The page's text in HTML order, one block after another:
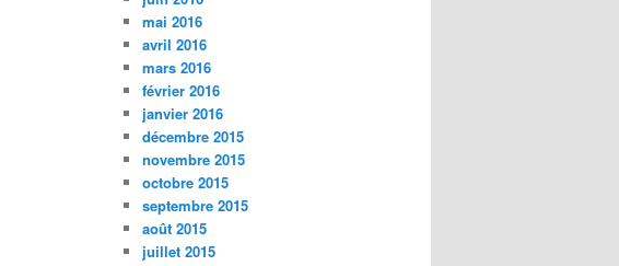
mai 2016
avril 2016
mars 2016
février 2016
janvier 2016
décembre 2015
novembre 2015
octobre 2015
septembre 2015
août 2015
juillet 2015